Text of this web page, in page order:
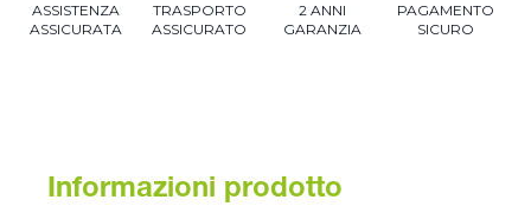
ASSISTENZA
ASSICURATA
TRASPORTO
ASSICURATO
2 ANNI
GARANZIA
PAGAMENTO
SICURO
Informazioni prodotto